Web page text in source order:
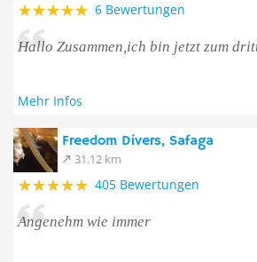
6 Bewertungen
Hallo Zusammen,ich bin jetzt zum
Mehr Infos
Freedom Divers, Safaga
31.12 km
405 Bewertungen
Angenehm wie immer